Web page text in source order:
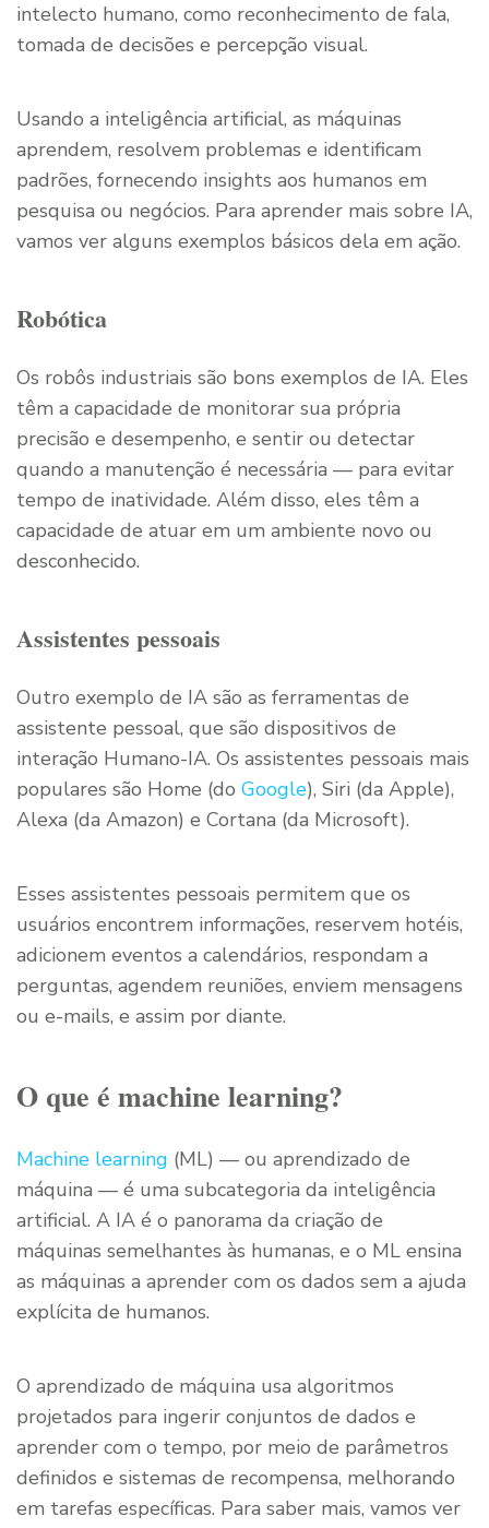
intelecto humano, como reconhecimento de fala,
tomada de decisões e percepção visual.
Usando a inteligência artificial, as máquinas
aprendem, resolvem problemas e identificam
padrões, fornecendo insights aos humanos em
pesquisa ou negócios. Para aprender mais sobre IA,
vamos ver alguns exemplos básicos dela em ação.
Robótica
Os robôs industriais são bons exemplos de IA. Eles
têm a capacidade de monitorar sua própria
precisão e desempenho, e sentir ou detectar
quando a manutenção é necessária — para evitar
tempo de inatividade. Além disso, eles têm a
capacidade de atuar em um ambiente novo ou
desconhecido.
Assistentes pessoais
Outro exemplo de IA são as ferramentas de
assistente pessoal, que são dispositivos de
interação Humano-IA. Os assistentes pessoais mais
populares são Home (do Google), Siri (da Apple),
Alexa (da Amazon) e Cortana (da Microsoft).
Esses assistentes pessoais permitem que os
usuários encontrem informações, reservem hotéis,
adicionem eventos a calendários, respondam a
perguntas, agendem reuniões, enviem mensagens
ou e-mails, e assim por diante.
O que é machine learning?
Machine learning (ML) — ou aprendizado de
máquina — é uma subcategoria da inteligência
artificial. A IA é o panorama da criação de
máquinas semelhantes às humanas, e o ML ensina
as máquinas a aprender com os dados sem a ajuda
explícita de humanos.
O aprendizado de máquina usa algoritmos
projetados para ingerir conjuntos de dados e
aprender com o tempo, por meio de parâmetros
definidos e sistemas de recompensa, melhorando
em tarefas específicas. Para saber mais, vamos ver